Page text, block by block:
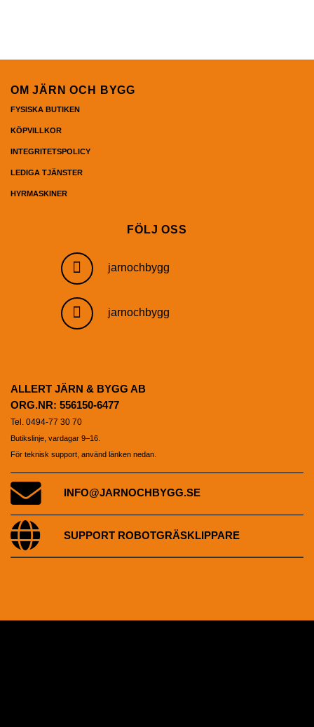
OM JÄRN OCH BYGG
FYSISKA BUTIKEN
KÖPVILLKOR
INTEGRITETSPOLICY
LEDIGA TJÄNSTER
HYRMASKINER
FÖLJ OSS
jarnochbygg
jarnochbygg
ALLERT JÄRN & BYGG AB
ORG.NR: 556150-6477
Tel. 0494-77 30 70
Butikslinje, vardagar 9–16.
För teknisk support, använd länken nedan.
INFO@JARNOCHBYGG.SE
SUPPORT ROBOTGRÄSKLIPPARE